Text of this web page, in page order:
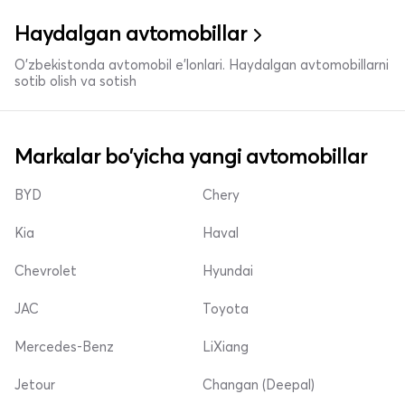
Haydalgan avtomobillar
O'zbekistonda avtomobil e’lonlari. Haydalgan avtomobillarni
sotib olish va sotish
Markalar bo'yicha yangi avtomobillar
BYD
Kia
Chevrolet
Chery
Haval
Hyundai
JAC
Mercedes-Benz
Jetour
Toyota
LiXiang
Changan (Deepal)